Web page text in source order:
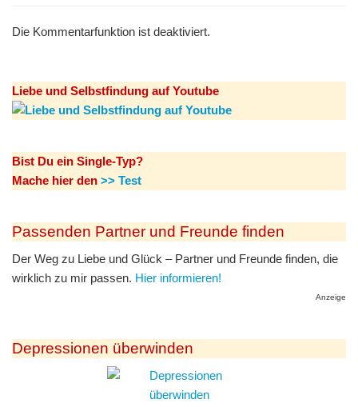
Die Kommentarfunktion ist deaktiviert.
Liebe und Selbstfindung auf Youtube
Bist Du ein Single-Typ?
Mache hier den >> Test
Passenden Partner und Freunde finden
Der Weg zu Liebe und Glück – Partner und Freunde finden, die
wirklich zu mir passen. Hier informieren!
Anzeige
Depressionen überwinden